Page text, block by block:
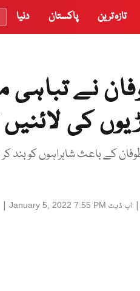
تازہ ترین پاکستان دنیا
کی
کے باعث شاہراہوں کو
| اپ ڈیٹ January 5, 2022 7:55 PM
|